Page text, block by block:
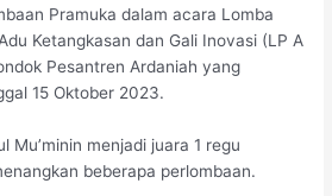
Pramuka dalam acara Lomba
Ketangkasan dan Gali Inovasi (LP A
Pesantren Ardaniah yang
15 Oktober 2023.
Mu’minin menjadi juara 1 regu
beberapa perlombaan.